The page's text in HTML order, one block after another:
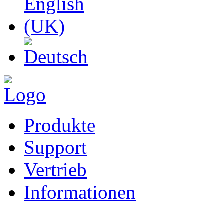
Produkte
Support
Vertrieb
Informationen